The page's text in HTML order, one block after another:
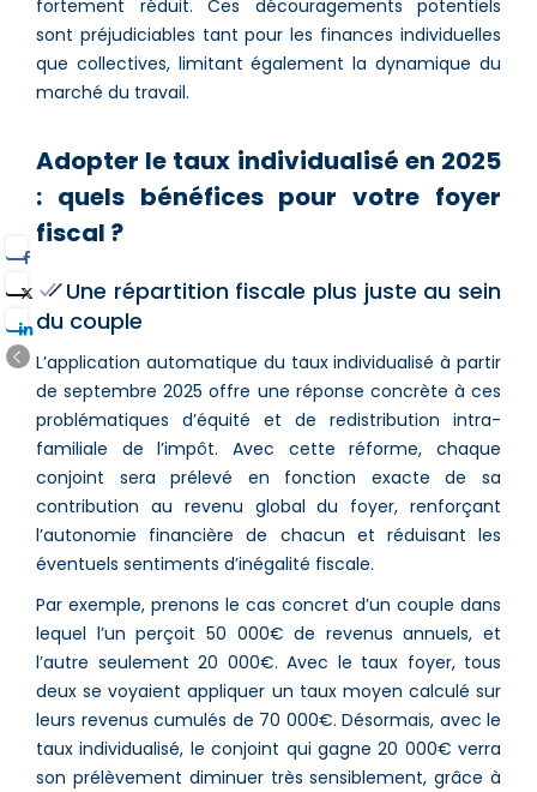
fortement réduit. Ces découragements potentiels
sont préjudiciables tant pour les finances individuelles
que collectives, limitant également la dynamique du
marché du travail.
Adopter le taux individualisé en 2025
: quels bénéfices pour votre foyer
fiscal ?
Une répartition fiscale plus juste au sein
du couple
L’application automatique du taux individualisé à partir
de septembre 2025 offre une réponse concrète à ces
problématiques d’équité et de redistribution intra-
familiale de l’impôt. Avec cette réforme, chaque
conjoint sera prélevé en fonction exacte de sa
contribution au revenu global du foyer, renforçant
l’autonomie financière de chacun et réduisant les
éventuels sentiments d’inégalité fiscale.
Par exemple, prenons le cas concret d’un couple dans
lequel l’un perçoit 50 000€ de revenus annuels, et
l’autre seulement 20 000€. Avec le taux foyer, tous
deux se voyaient appliquer un taux moyen calculé sur
leurs revenus cumulés de 70 000€. Désormais, avec le
taux individualisé, le conjoint qui gagne 20 000€ verra
son prélèvement diminuer très sensiblement, grâce à